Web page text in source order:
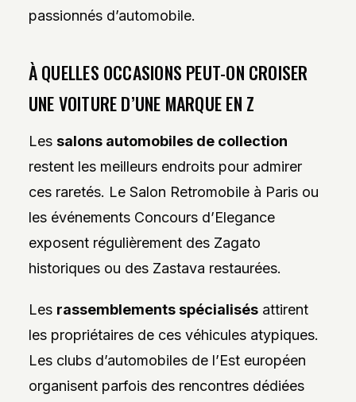
passionnés d’automobile.
À QUELLES OCCASIONS PEUT-ON CROISER
UNE VOITURE D’UNE MARQUE EN Z
Les salons automobiles de collection
restent les meilleurs endroits pour admirer
ces raretés. Le Salon Retromobile à Paris ou
les événements Concours d’Elegance
exposent régulièrement des Zagato
historiques ou des Zastava restaurées.
Les rassemblements spécialisésattirent
les propriétaires de ces véhicules atypiques.
Les clubs d’automobiles de l’Est européen
organisent parfois des rencontres dédiées